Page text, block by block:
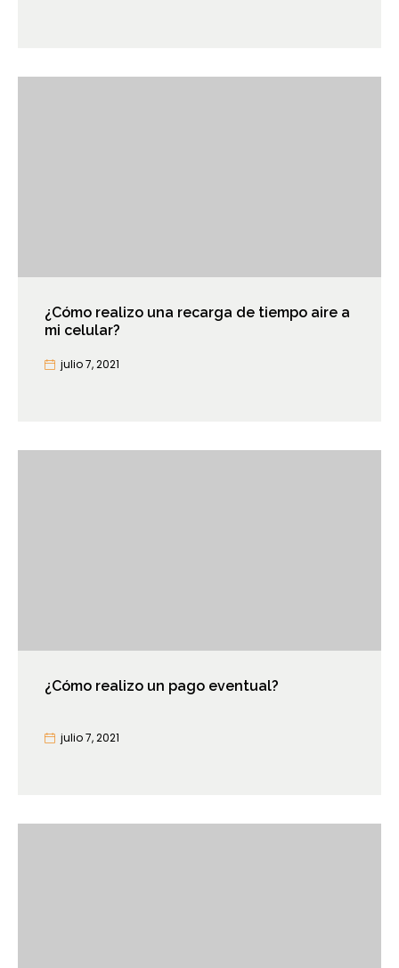
¿Cómo realizo una recarga de tiempo aire a
mi celular?
julio 7, 2021
¿Cómo realizo un pago eventual?
julio 7, 2021